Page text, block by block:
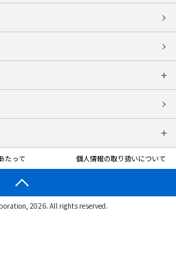
たって 個人情報の取り扱いについて
2026. All rights reserved.